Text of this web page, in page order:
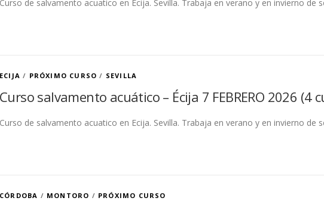
Curso de salvamento acuatico en Ecija. Sevilla. Trabaja en verano y en invierno de
ECIJA / PRÓXIMO CURSO / SEVILLA
Curso salvamento acuático – Écija 7 FEBRERO 2026 (4
Curso de salvamento acuatico en Ecija. Sevilla. Trabaja en verano y en invierno de
CÓRDOBA / MONTORO / PRÓXIMO CURSO